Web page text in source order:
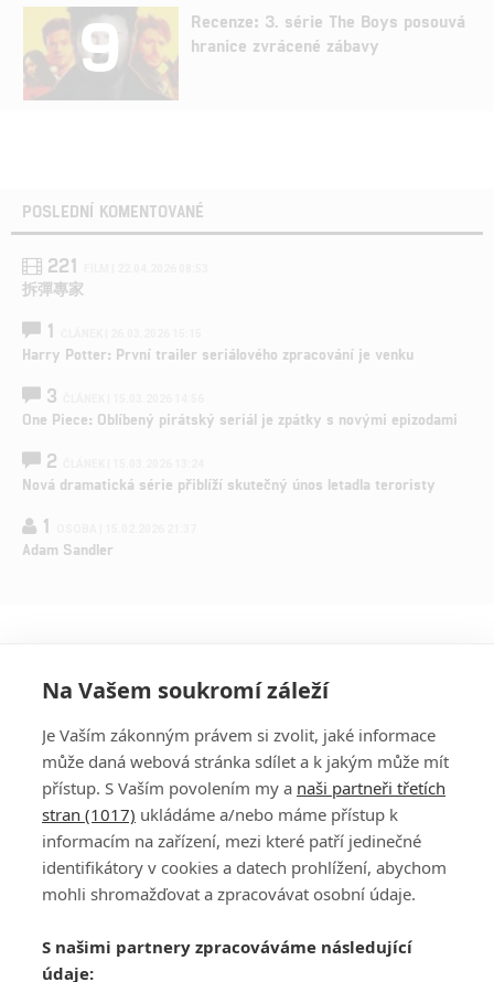
9
Recenze: 3. série The Boys posouvá
hranice zvrácené zábavy
POSLEDNÍ KOMENTOVANÉ
221
拆彈專家
1
Harry Potter: První trailer seriálového zpracování je venku
3
One Piece: Oblíbený pirátský seriál je zpátky s novými epizodami
2
Nová dramatická série přiblíží skutečný únos letadla teroristy
1
Adam Sandler
PŘIHLÁSIT
REGISTROVAT
DISKUZE
Šéfredaktorkou webu jePetr Slavík, e-mailserialy@fandimefilmu.cz
Máte-li zájem o inzerci na našem webu napište nám na e-mail
Na Vašem soukromí záleží
Je Vaším zákonným právem si zvolit, jaké informace
může daná webová stránka sdílet a k jakým může mít
přístup. S Vaším povolením my a naši partneři třetích
stran (1017) ukládáme a/nebo máme přístup k
informacím na zařízení, mezi které patří jedinečné
identifikátory v cookies a datech prohlížení, abychom
mohli shromažďovat a zpracovávat osobní údaje.
S našimi partnery zpracováváme následující
údaje: